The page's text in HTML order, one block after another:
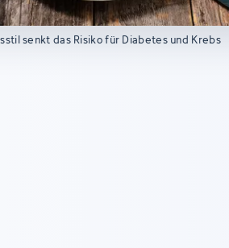
senkt das Risiko für Diabetes und Krebs